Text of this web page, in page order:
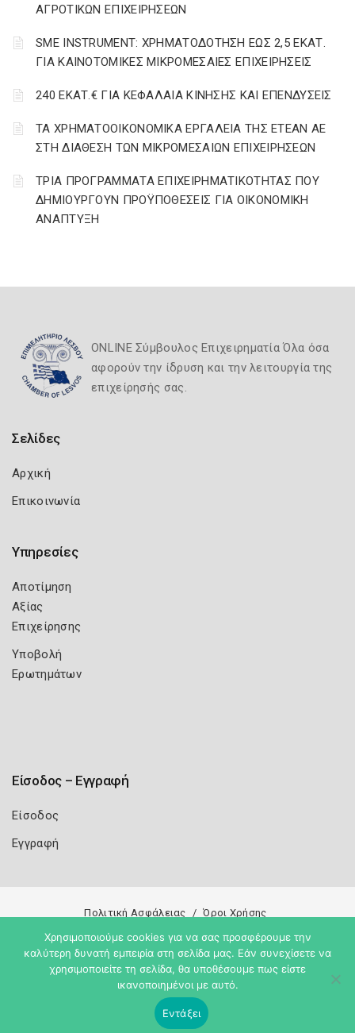
ΑΓΡΟΤΙΚΩΝ ΕΠΙΧΕΙΡΗΣΕΩΝ
SME INSTRUMENT: ΧΡΗΜΑΤΟΔΟΤΗΣΗ ΕΩΣ 2,5 ΕΚΑΤ.
ΓΙΑ ΚΑΙΝΟΤΟΜΙΚΕΣ ΜΙΚΡΟΜΕΣΑΙΕΣ ΕΠΙΧΕΙΡΗΣΕΙΣ
240 ΕΚΑΤ.€ ΓΙΑ ΚΕΦΑΛΑΙΑ ΚΙΝΗΣΗΣ ΚΑΙ ΕΠΕΝΔΥΣΕΙΣ
ΤΑ ΧΡΗΜΑΤΟΟΙΚΟΝΟΜΙΚΑ ΕΡΓΑΛΕΙΑ ΤΗΣ ΕΤΕΑΝ ΑΕ
ΣΤΗ ΔΙΑΘΕΣΗ ΤΩΝ ΜΙΚΡΟΜΕΣΑΙΩΝ ΕΠΙΧΕΙΡΗΣΕΩΝ
ΤΡΙΑ ΠΡΟΓΡΑΜΜΑΤΑ ΕΠΙΧΕΙΡΗΜΑΤΙΚΟΤΗΤΑΣ ΠΟΥ
ΔΗΜΙΟΥΡΓΟΥΝ ΠΡΟΫΠΟΘΕΣΕΙΣ ΓΙΑ ΟΙΚΟΝΟΜΙΚΗ
ΑΝΑΠΤΥΞΗ
ONLINE Σύμβουλος Επιχειρηματία Όλα όσα
αφορούν την ίδρυση και την λειτουργία της
επιχείρησής σας.
Σελίδες
Αρχική
Επικοινωνία
Υπηρεσίες
Αποτίμηση
Αξίας
Επιχείρησης
Υποβολή
Ερωτημάτων
Είσοδος – Εγγραφή
Είσοδος
Εγγραφή
Πολιτική Ασφάλειας Όροι Χρήσης
Copyright 2026 Knowledge A.E.
Χρησιμοποιούμε cookies για να σας προσφέρουμε την
καλύτερη δυνατή εμπειρία στη σελίδα μας. Εάν συνεχίσετε να
χρησιμοποιείτε τη σελίδα, θα υποθέσουμε πως είστε
ικανοποιημένοι με αυτό.
Εντάξει